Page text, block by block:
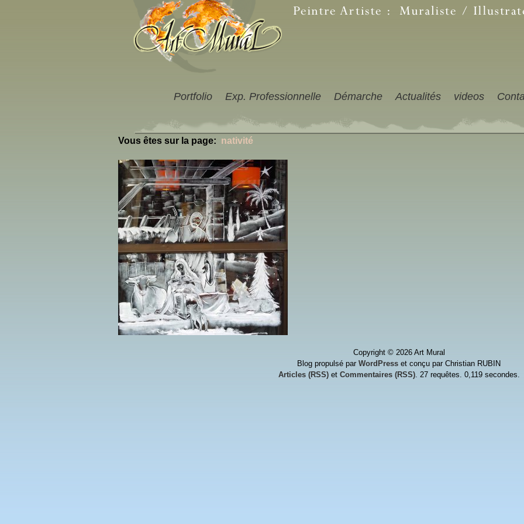
Portfolio Exp. Professionnelle Démarche Actualités videos
Vous êtes sur la page: nativité
Copyright © 2026 Art Mural
Blog propulsé par WordPress et conçu par Christian RUBIN
Articles (RSS)et Commentaires (RSS). 27 requêtes. 0,119 secondes.